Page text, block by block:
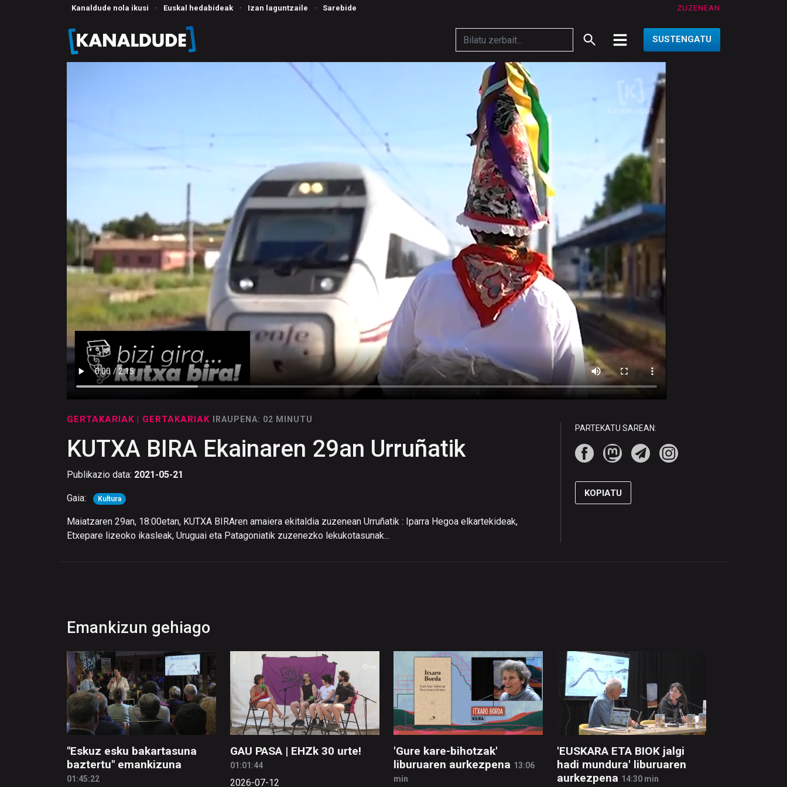
Kanaldude nola ikusi · Euskal hedabideak · Izan laguntzaile · Sarebide ZUZENEAN
SUSTENGATU
GERTAKARIAK | GERTAKARIAK IRAUPENA: 02 MINUTU
KUTXA BIRA Ekainaren 29an Urruñatik
Publikazio data: 2021-05-21
Gaia: Kultura
Maiatzaren 29an, 18:00etan, KUTXA BIRAren amaiera ekitaldia zuzenean Urruñatik : Iparra Hegoa elkartekideak,
Etxepare lizeoko ikasleak, Uruguai eta Patagoniatik zuzenezko lekukotasunak...
PARTEKATU SAREAN:
KOPIATU
Emankizun gehiago
"Eskuz esku bakartasuna
baztertu" emankizuna
01:45:22
GAU PASA | EHZk 30 urte!
01:01:44
2026-07-12
'Gure kare-bihotzak'
liburuaren aurkezpena 13:06
min
'EUSKARA ETA BIOK jalgi
hadi mundura' liburuaren
aurkezpena 14:30 min